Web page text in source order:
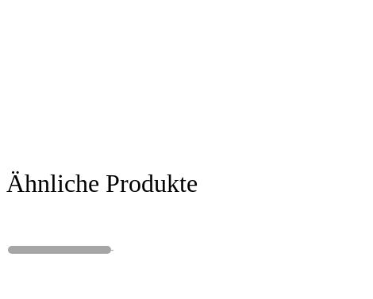
Ähnliche Produkte